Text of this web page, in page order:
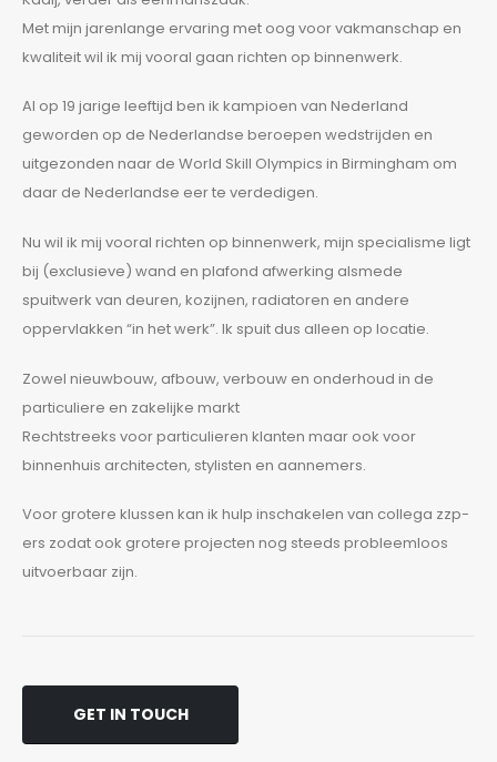
Met mijn jarenlange ervaring met oog voor vakmanschap en
kwaliteit wil ik mij vooral gaan richten op binnenwerk.
Al op 19 jarige leeftijd ben ik kampioen van Nederland
geworden op de Nederlandse beroepen wedstrijden en
uitgezonden naar de World Skill Olympics in Birmingham om
daar de Nederlandse eer te verdedigen.
Nu wil ik mij vooral richten op binnenwerk, mijn specialisme ligt
bij (exclusieve) wand en plafond afwerking alsmede
spuitwerk van deuren, kozijnen, radiatoren en andere
oppervlakken “in het werk”. Ik spuit dus alleen op locatie.
Zowel nieuwbouw, afbouw, verbouw en onderhoud in de
particuliere en zakelijke markt
Rechtstreeks voor particulieren klanten maar ook voor
binnenhuis architecten, stylisten en aannemers.
Voor grotere klussen kan ik hulp inschakelen van collega zzp-
ers zodat ook grotere projecten nog steeds probleemloos
uitvoerbaar zijn.
GET IN TOUCH